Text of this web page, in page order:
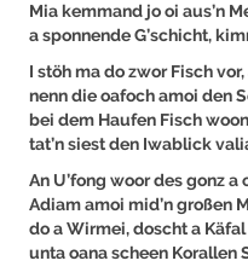
Mia kemmand jo oi aus’n
a sponnende G’schicht,
I stöh ma do zwor Fisch
nenn die oafoch amoi den
bei dem Haufen Fisch
tat’n siest den Iwablick
An U’fong woor des gonz a
Adiam amoi mid’n großen
do a Wirmei, doscht a
unta oana scheen Korallen